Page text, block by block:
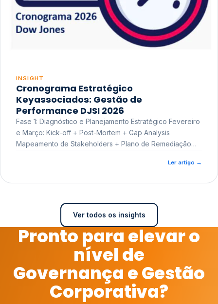
INSIGHT
Cronograma Estratégico
Keyassociados: Gestão de
Performance DJSI 2026
Fase 1: Diagnóstico e Planejamento Estratégico Fevereiro
e Março: Kick-off + Post-Mortem + Gap Analysis
Mapeamento de Stakeholders + Plano de Remediação
Ler artigo →
Ver todos os insights
Pronto para elevar o
nível de
Governança e Gestão
Corporativa?